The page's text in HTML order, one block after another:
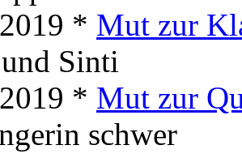
* Mut zur
Sinti
* Mut zur
schwer